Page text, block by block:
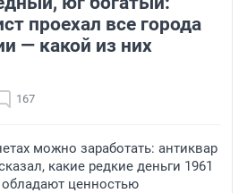
проехал все города
— какой из них
167
можно заработать: антиквар
какие редкие деньги 1961
обладают ценностью